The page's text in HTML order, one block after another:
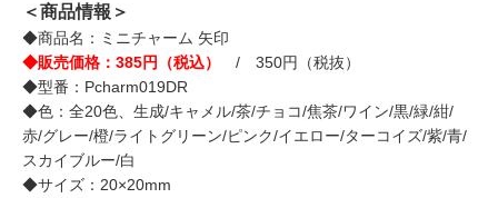
＜商品情報＞
◆商品名：ミニチャーム 矢印
◆販売価格：385円（税込）
/ 350円（税抜）
◆型番：Pcharm019DR
◆色：全20色、生成/キャメル/茶/チョコ/焦茶/ワイン/黒/緑/紺/
赤/グレー/橙/ライトグリーン/ピンク/イエロー/ターコイズ/紫/青/
スカイブルー/白
◆サイズ：20×20mm